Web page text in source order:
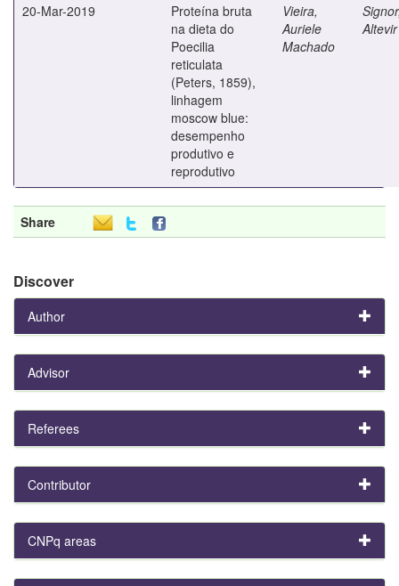
20-Mar-2019
Proteína bruta
na dieta do
Poecilia
reticulata
(Peters, 1859),
linhagem
moscow blue:
desempenho
produtivo e
reprodutivo
Vieira,
Auriele
Machado
Altevir
Share
Discover
Author
Advisor
Referees
Contributor
CNPq areas